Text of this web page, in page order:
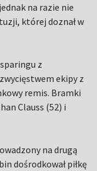
na razie nie
której doznał w
z
ekipy z
remis. Bramki
Clauss (52) i
na drugą
dośrodkował piłkę